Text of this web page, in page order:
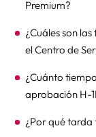
Premium?
¿Cuáles son
el Centro de
¿Cuánto
aprobación H-
¿Por qué tarda